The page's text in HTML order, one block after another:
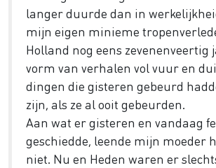
langer duurde dan in
mijn eigen minieme
Holland nog eens zevenenveertig
vorm van verhalen vol vuur en
dingen die gisteren gebeurd
zijn, als ze al ooit gebeurden.
Aan wat er gisteren en vandaag
geschiedde, leende mijn moeder
niet. Nu en Heden waren er